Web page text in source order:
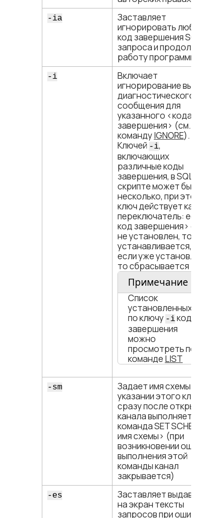
-ia
Заставляет
игнорировать любой
код завершения SQL-
запроса и продолжать
работу программы
-i
Включает
игнорирование выдачи
диагностического
сообщения для
указанного <​кода
завершения​> (см.
командуIGNORE).
Ключей -i,
включающих
различные коды
завершения, в SQL-
скрипте может быть
несколько, при этом
ключ действует как
переключатель: если <​
код завершения​> еще
не установлен, то он
устанавливается,
если уже установлен,
то сбрасывается
Примечание
Список
установленных
по ключу -iкодов
завершения
можно
просмотреть по
команде LIST
-sm
Задает имя схемы. При
указании этого ключа
сразу после открытия
канала выполняется
команда SET SCHEMA <​
имя схемы​> (при
возникновении ошибки
выполнения этой
команды канал
закрывается)
-es
Заставляет выдавать
на экран тексты
запросов при ошибках,